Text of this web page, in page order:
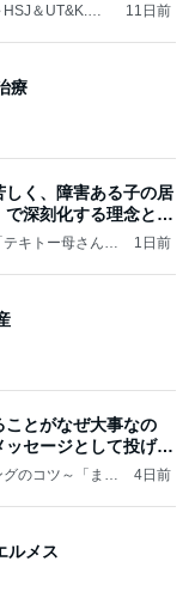
＆UT&K.O.
11日前
療
しく、障害ある子の居
深刻化する理念と現
キトー母さんの
1日前
とがなぜ大事なの
セージとして投げる
のコツ～「まと
4日前
ルメス